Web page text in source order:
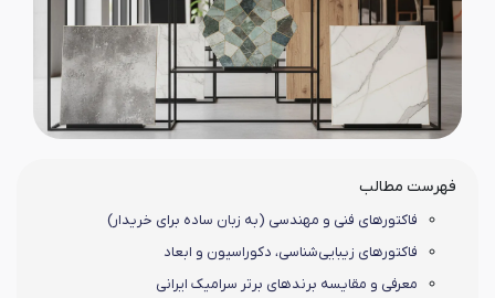
فهرست مطالب
فاکتورهای فنی و مهندسی (به زبان ساده برای خریدار)
فاکتورهای زیبایی‌شناسی، دکوراسیون و ابعاد
معرفی و مقایسه برندهای برتر سرامیک ایرانی